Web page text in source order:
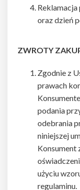
oraz dzień
ZWROTY
Zgodnie z
prawach
podania
odebrania
niniejszej
Konsument
użyciu
regulaminu.